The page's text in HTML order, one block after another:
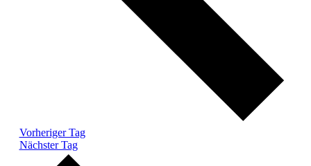
Vorheriger Tag
Nächster Tag